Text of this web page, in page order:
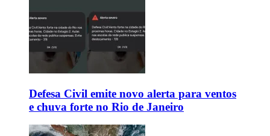
Defesa Civil emite novo alerta para ventos
e chuva forte no Rio de Janeiro